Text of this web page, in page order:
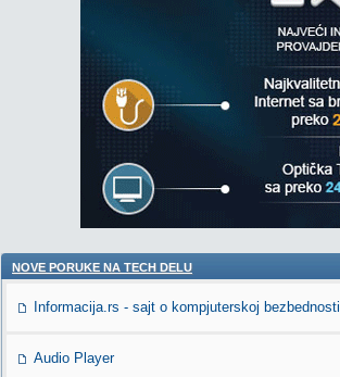
NOVE PORUKE NA TECH DELU
Informacija.rs - sajt o kompjuterskoj bezbednosti
Audio Player